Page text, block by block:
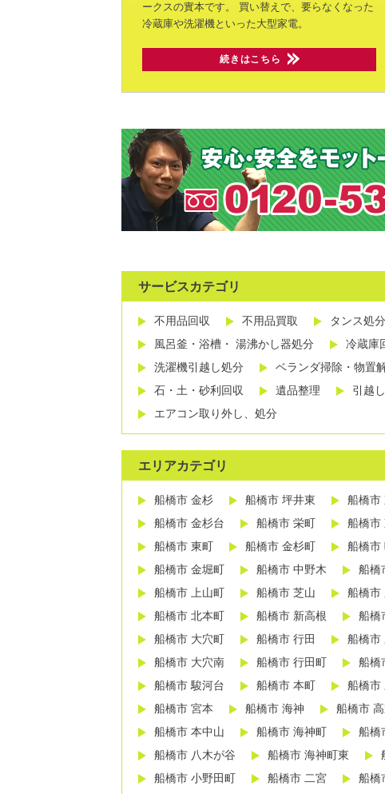
ークスの實本です。
買い替えで、要らなくなった
冷蔵庫や洗濯機といった大型家電。
続きはこちら
サービスカテゴリ
不用品回収 不用品買取 タンス処分
風呂釜・浴槽・ 湯沸かし器処分
冷蔵庫
洗濯機引越し処分
ベランダ掃除・物置
石・土・砂利回収
遺品整理 引越
エアコン取り外し、処分
エリアカテゴリ
船橋市 金杉 船橋市 坪井東 船橋市
船橋市 金杉台
船橋市 栄町 船橋市
船橋市 東町
船橋市 金杉町 船橋市
船橋市 金堀町
船橋市 中野木 船橋
船橋市 上山町
船橋市 芝山 船橋市
船橋市 北本町
船橋市 新高根 船橋
船橋市 大穴町
船橋市 行田 船橋市
船橋市 大穴南
船橋市 行田町 船橋
船橋市 駿河台
船橋市 本町 船橋市
船橋市 宮本
船橋市 海神 船橋市
船橋市 本中山
船橋市 海神町 船橋
船橋市 八木が谷
船橋市 海神町東
船橋市 小野田町
船橋市 二宮 船橋